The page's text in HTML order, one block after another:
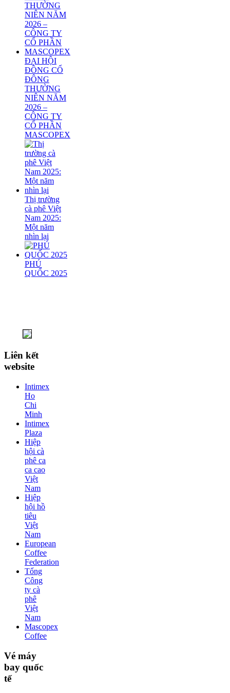
ĐẠI HỘI
ĐỒNG CỔ
ĐÔNG
THƯỜNG
NIÊN NĂM
2026 –
CÔNG TY
CỔ PHẦN
MASCOPEX
Thị trường
cà phê Việt
Nam 2025:
Một năm
nhìn lại
PHÚ
QUỐC 2025
Liên kết
website
Intimex
Ho
Chi
Minh
Intimex
Plaza
Hiệp
hội cà
phê ca
ca cao
Việt
Nam
Hiệp
hội hồ
tiêu
Việt
Nam
European
Coffee
Federation
Tổng
Công
ty cà
phê
Việt
Nam
Mascopex
Coffee
Vé máy
bay quốc
tế